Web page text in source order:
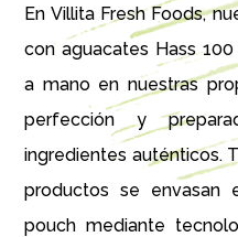
En Villita Fresh Foods,
con aguacates Hass
a mano en nuestras
perfección y
ingredientes auténticos.
productos se envasan
pouch mediante